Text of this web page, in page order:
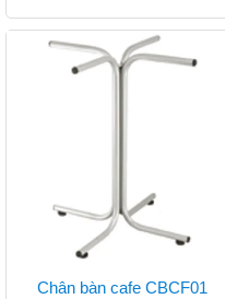
Chân bàn cafe CBCF01